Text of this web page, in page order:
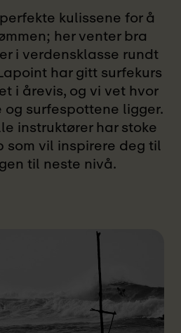
kulissene for å
her venter bra
i verdensklasse rundt
har gitt surfekurs
i årevis, og vi vet hvor
surfespottene ligger.
instruktører har stoke
som vil inspirere deg til
til neste nivå.